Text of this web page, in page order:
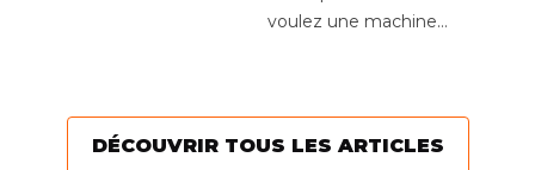
voulez une machine
DÉCOUVRIR TOUS LES ARTICLES